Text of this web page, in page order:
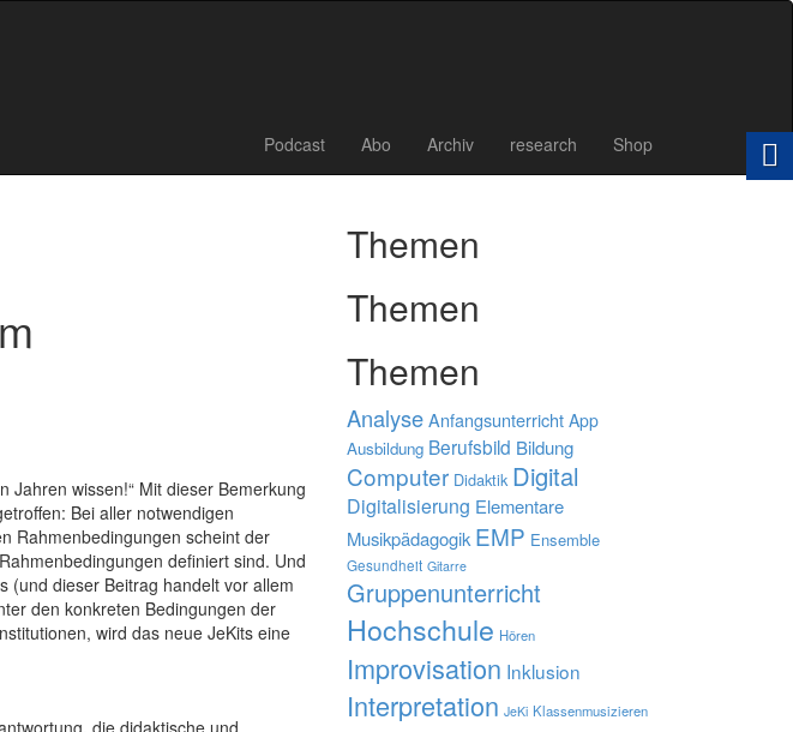
Podcast Abo Archiv research Shop
Jahren wissen!“ Mit dieser Bemerkung
Bei aller notwendigen
Rahmenbedingungen scheint der
definiert sind. Und
(und dieser Beitrag handelt vor allem
den konkreten Bedingungen der
wird das neue JeKits eine
die didaktische und
Themen
Themen
Themen
AnalyseAnfangsunterricht App
Ausbildung Berufsbild Bildung
Computer Didaktik Digital
Digitalisierung Elementare
Musikpädagogik EMP Ensemble
Gesundheit Gitarre
Gruppenunterricht
Hochschule Hören
Improvisation Inklusion
Interpretation JeKi Klassenmusizieren